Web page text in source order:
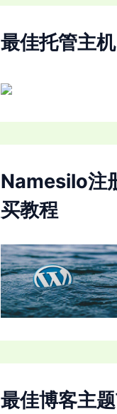
最佳托管主机
Namesilo注
买教程
最佳博客主